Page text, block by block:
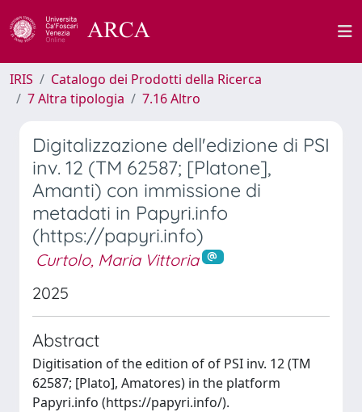
IRIS
Catalogo dei Prodotti della Ricerca
7 Altra tipologia
7.16 Altro
Digitalizzazione dell'edizione di PSI
inv. 12 (TM 62587; [Platone],
Amanti) con immissione di
metadati in Papyri.info
(https://papyri.info)
Curtolo, Maria Vittoria
2025
Abstract
Digitisation of the edition of of PSI inv. 12 (TM
62587; [Plato], Amatores) in the platform
Papyri.info (https://papyri.info/).